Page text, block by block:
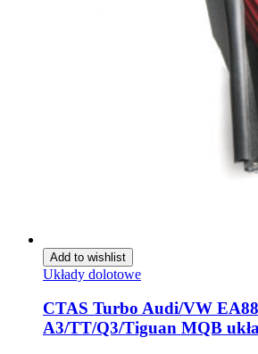
Add to wishlist
Układy dolotowe
CTAS Turbo Audi/VW
A3/TT/Q3/Tiguan MQB